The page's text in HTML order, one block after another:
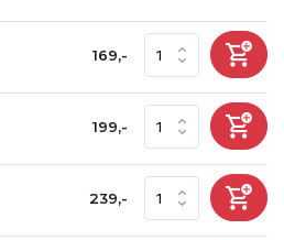
169,-
199,-
239,-